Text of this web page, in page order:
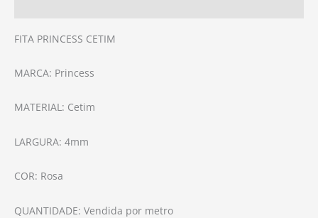
FITA PRINCESS CETIM
MARCA: Princess
MATERIAL: Cetim
LARGURA: 4mm
COR: Rosa
QUANTIDADE: Vendida por metro